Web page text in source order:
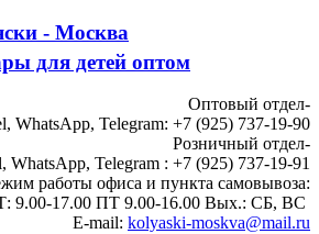
- Москва
для детей оптом
Оптовый отдел-
WhatsApp, Telegram: +7 (925) 737-19-90
Розничный отдел-
WhatsApp, Telegram : +7 (925) 737-19-91
работы офиса и пункта самовывоза:
9.00-17.00 ПТ 9.00-16.00 Вых.: СБ, ВС
E-mail: kolyaski-moskva@mail.ru